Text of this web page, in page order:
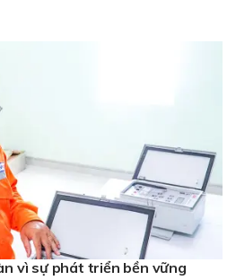
vì sự phát triển bền vững